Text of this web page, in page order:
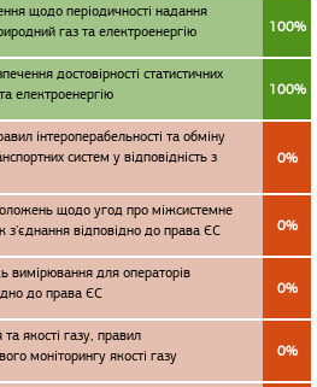
щодо періодичності надання
газ та електроенергію
100%
достовірності статистичних
електроенергію
100%
інтероперабельності та обміну
систем у відповідність з
0%
щодо угод про міжсистемне
з'єднання відповідно до права ЄС
0%
вимірювання для операторів
до права ЄС
0%
якості газу, правил
моніторингу якості газу
0%